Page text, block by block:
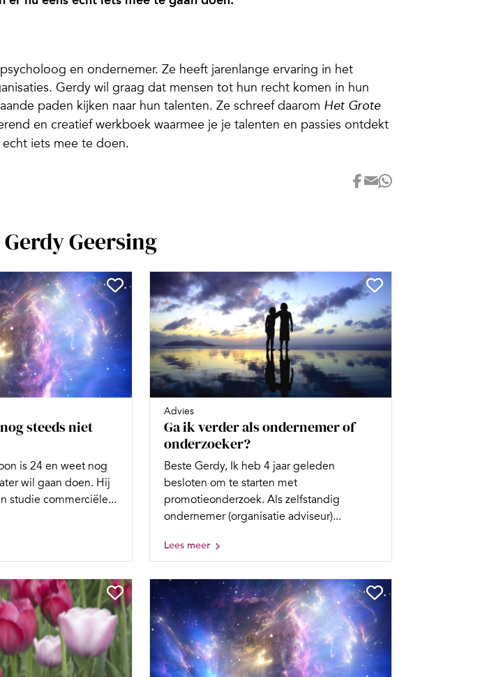
en ondernemer. Ze heeft jarenlange ervaring in het
Gerdy wil graag dat mensen tot hun recht komen in hun
paden kijken naar hun talenten. Ze schreef daarom Het Grote
en creatief werkboek waarmee je je talenten en passies ontdekt
iets mee te doen.
Geersing
steeds niet
is 24 en weet nog
wil gaan doen. Hij
studie commerciële...
Advies
Ga ik verder als ondernemer of
onderzoeker?
Beste Gerdy, Ik heb 4 jaar geleden
besloten om te starten met
promotieonderzoek. Als zelfstandig
ondernemer (organisatie adviseur)...
Lees meer